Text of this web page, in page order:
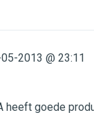
2013 @ 23:11
heeft goede